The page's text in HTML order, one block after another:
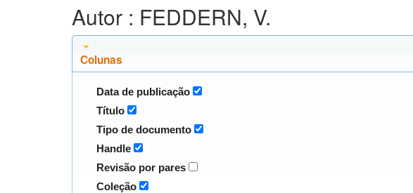
Autor : FEDDERN, V.
Colunas
Data de publicação
Título
Tipo de documento
Handle
Revisão por pares
Coleção